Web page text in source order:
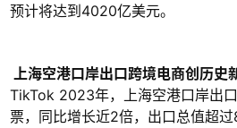
预计将达到4020亿美元。
上海空港口岸出口跨境电商创历史
TikTok 2023年，上海空港口岸出
票，同比增长近2倍，出口总值超